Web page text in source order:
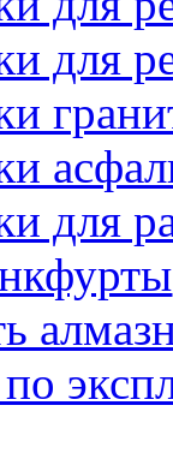
для
для